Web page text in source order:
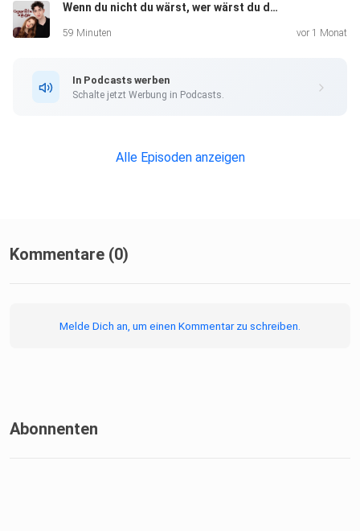
Wenn du nicht du wärst, wer wärst du dann?
59 Minuten vor 1 Monat
In Podcasts werben
Schalte jetzt Werbung in Podcasts.
Alle Episoden anzeigen
Kommentare (0)
Melde Dich an, um einen Kommentar zu schreiben.
Abonnenten